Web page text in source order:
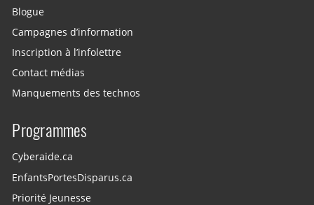
Blogue
Campagnes d’information
Inscription à l’infolettre
Contact médias
Manquements des technos
Programmes
Cyberaide.ca
EnfantsPortesDisparus.ca
Priorité Jeunesse